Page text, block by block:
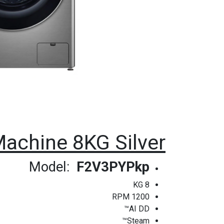
8KG Silver
Model: F2V3PYPkp
8 KG
1200 RPM
AI DD™
Steam™